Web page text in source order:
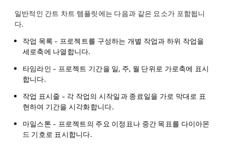
일반적인 간트 차트 템플릿에는 다음과 같은 요소가 포함됩니
다.
작업 목록 - 프로젝트를 구성하는 개별 작업과 하위 작업을
세로축에 나열합니다.
타임라인 - 프로젝트 기간을 일, 주, 월 단위로 가로축에 표시
합니다.
작업 표시줄 - 각 작업의 시작일과 종료일을 가로 막대로 표
현하여 기간을 시각화합니다.
마일스톤 - 프로젝트의 주요 이정표나 중간 목표를 다이아몬
드 기호로 표시합니다.